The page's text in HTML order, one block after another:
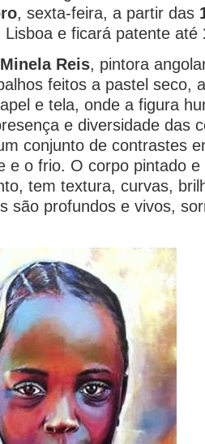
, sexta-feira, a partir das
Lisboa e ficará patente até
Minela Reis, pintora
feitos a pastel seco,
e tela, onde a figura
e diversidade das
conjunto de contrastes
e o frio. O corpo pintado
tem textura, curvas,
são profundos e vivos,